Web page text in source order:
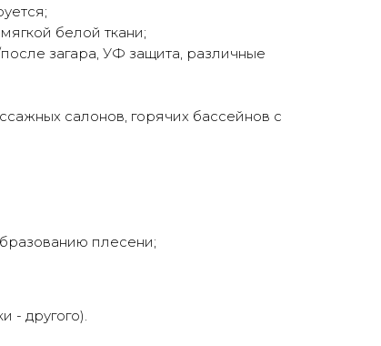
белой ткани;
загара, УФ защита, различные
салонов, горячих бассейнов с
плесени;
- другого).